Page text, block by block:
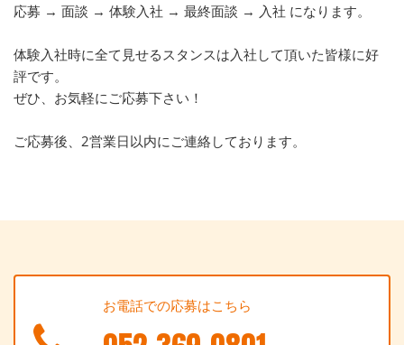
応募 → 面談 → 体験入社 → 最終面談 → 入社 になります。
体験入社時に全て見せるスタンスは入社して頂いた皆様に好
評です。
ぜひ、お気軽にご応募下さい！
ご応募後、2営業日以内にご連絡しております。
お電話での応募はこちら